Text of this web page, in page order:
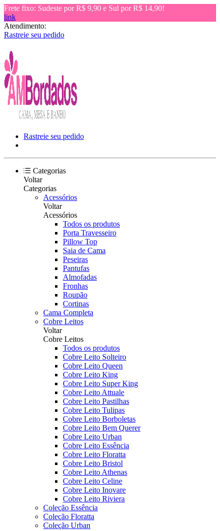
Frete fixo: Sudeste por R$ 9,90 e Sul por R$ 14,90!
link
Atendimento:
Rastreie seu pedido
Rastreie seu pedido
Categorias
Voltar
Categorias
Acessórios
Voltar
Acessórios
Todos os produtos
Porta Travesseiro
Pillow Top
Saia de Cama
Peseiras
Pantufas
Almofadas
Fronhas
Roupão
Cortinas
Cama Completa
Cobre Leitos
Voltar
Cobre Leitos
Todos os produtos
Cobre Leito Solteiro
Cobre Leito Queen
Cobre Leito King
Cobre Leito Super King
Cobre Leito Attuale
Cobre Leito Pastilhas
Cobre Leito Tulipas
Cobre Leito Borboletas
Cobre Leito Bem Querer
Cobre Leito Urban
Cobre Leito Essência
Cobre Leito Floratta
Cobre Leito Bristol
Cobre Leito Athenas
Cobre Leito Celine
Cobre Leito Inovare
Cobre Leito Riviera
Coleção Essência
Coleção Floratta
Coleção Urban